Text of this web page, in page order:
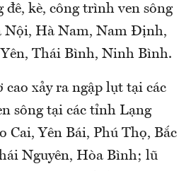
đê, kè, công trình ven sông
Nội, Hà Nam, Nam Định,
Thái Bình, Ninh Bình.
xảy ra ngập lụt tại các
sông tại các tỉnh Lạng
Cai, Yên Bái, Phú Thọ, Bắc
Nguyên, Hòa Bình; lũ